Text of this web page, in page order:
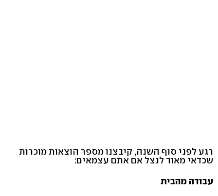
רגע לפני סוף השנה, קיבצנו מספר הוצאות מוכרות
שכדאי מאוד לנצל אם אתם עצמאים:
עבודה מהבית